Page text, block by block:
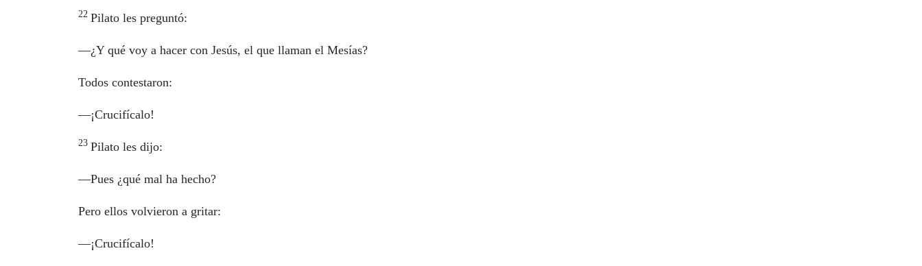
22 Pilato les preguntó:
—¿Y qué voy a hacer con Jesús, el que llaman el Mesías?
Todos contestaron:
—¡Crucifícalo!
23 Pilato les dijo:
—Pues ¿qué mal ha hecho?
Pero ellos volvieron a gritar:
—¡Crucifícalo!